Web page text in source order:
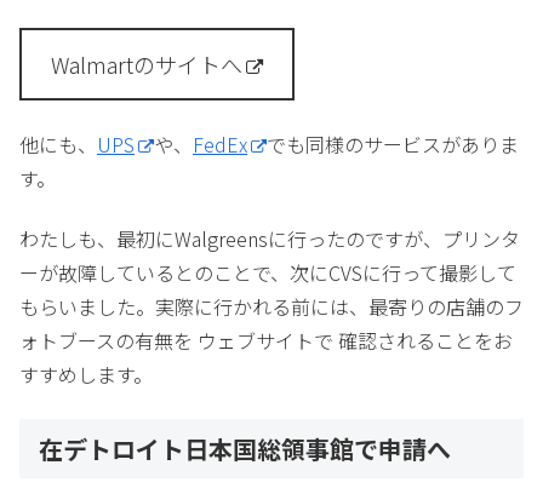
Walmartのサイトへ
他にも、 UPS や、 FedEx
でも同様のサービスがありま
す。
わたしも、最初にWalgreensに行ったのですが、プリンタ
ーが故障しているとのことで、次にCVSに行って撮影して
もらいました。実際に行かれる前には、最寄りの店舗のフ
ォトブースの有無を ウェブサイトで 確認されることをお
すすめします。
在デトロイト日本国総領事館で申請へ